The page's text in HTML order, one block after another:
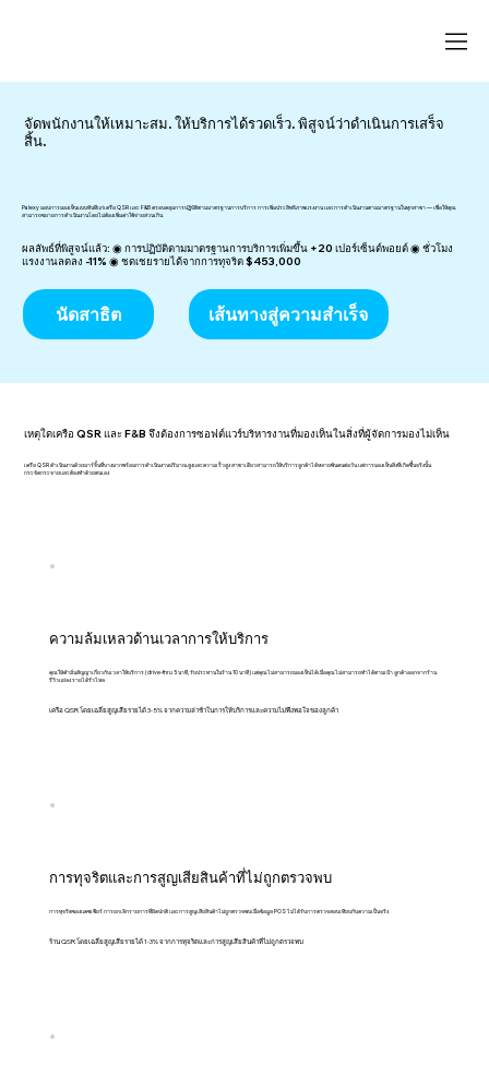
Palexy มอบการมองเห็นแบบทันทีแก่เครือ QSR และ F&B ครอบคลุมการปฏิบัติตามมาตรฐานการบริการ การเพิ่มประสิทธิภาพแรงงาน และการดำเนินงานตามมาตรฐานในทุกสาขา — เพื่อให้คุณ
สามารถขยายการดำเนินงานโดยไม่ต้องเพิ่มค่าใช้จ่ายส่วนเกิน
ผลลัพธ์ที่พิสูจน์แล้ว: ◉ การปฏิบัติตามมาตรฐานการบริการเพิ่มขึ้น +20 เปอร์เซ็นต์พอยต์ ◉ ชั่วโมง
แรงงานลดลง -11% ◉ ชดเชยรายได้จากการทุจริต $453,000
นัดสาธิต เส้นทางสู่ความสำเร็จ
จัดพนักงานให้เหมาะสม. ให้บริการได้รวดเร็ว. พิสูจน์ว่าดำเนินการเสร็จ
สิ้น.
เหตุใดเครือ QSR และ F&B จึงต้องการซอฟต์แวร์บริหารงานที่มองเห็นในสิ่งที่ผู้จัดการมองไม่เห็น
เครือ QSR ดำเนินงานด้วยมาร์จิ้นที่บางมากพร้อมการดำเนินงานปริมาณสูงและความเร็วสูง สาขาเดียวสามารถให้บริการลูกค้าได้หลายพันคนต่อวัน แต่การมองเห็นสิ่งที่เกิดขึ้นจริงนั้น
กระจัดกระจายและต้องทำด้วยตนเอง
ความล้มเหลวด้านเวลาการให้บริการ
คุณให้คำมั่นสัญญาเกี่ยวกับเวลาให้บริการ (drive-thru 5 นาที, รับประทานในร้าน 10 นาที) แต่คุณไม่สามารถมองเห็นได้เมื่อคุณไม่สามารถทำได้ตามเป้า ลูกค้าออกจากร้าน
รีวิวแย่ลง รายได้รั่วไหล
เครือ QSR โดยเฉลี่ยสูญเสียรายได้ 3-5% จากความล่าช้าในการให้บริการและความไม่พึงพอใจของลูกค้า
การทุจริตและการสูญเสียสินค้าที่ไม่ถูกตรวจพบ
การทุจริตของแคชเชียร์ การยกเลิกรายการที่ผิดปกติ และการสูญเสียสินค้าไม่ถูกตรวจพบเมื่อข้อมูล POS ไม่ได้รับการตรวจสอบเทียบกับความเป็นจริง
ร้าน QSR โดยเฉลี่ยสูญเสียรายได้ 1-3% จากการทุจริตและการสูญเสียสินค้าที่ไม่ถูกตรวจพบ